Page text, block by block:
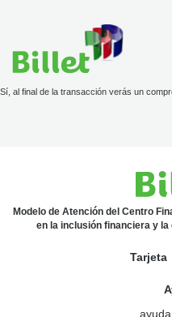
Ayuda
Sí, al final de la transacción verás un
Modelo de Atención del Centro
en la inclusión financiera y
Tarjeta